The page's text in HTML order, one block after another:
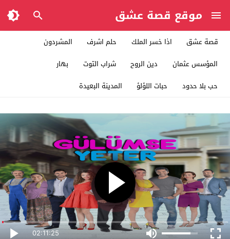
موقع قصة عشق
قصة عشق اذا خسر الملك حلم اشرف
المشردون
المؤسس عثمان
دين الروح شراب التوت
بهار
حب بلا حدود
حبات اللؤلؤ المدينة البعيدة
02:11:25